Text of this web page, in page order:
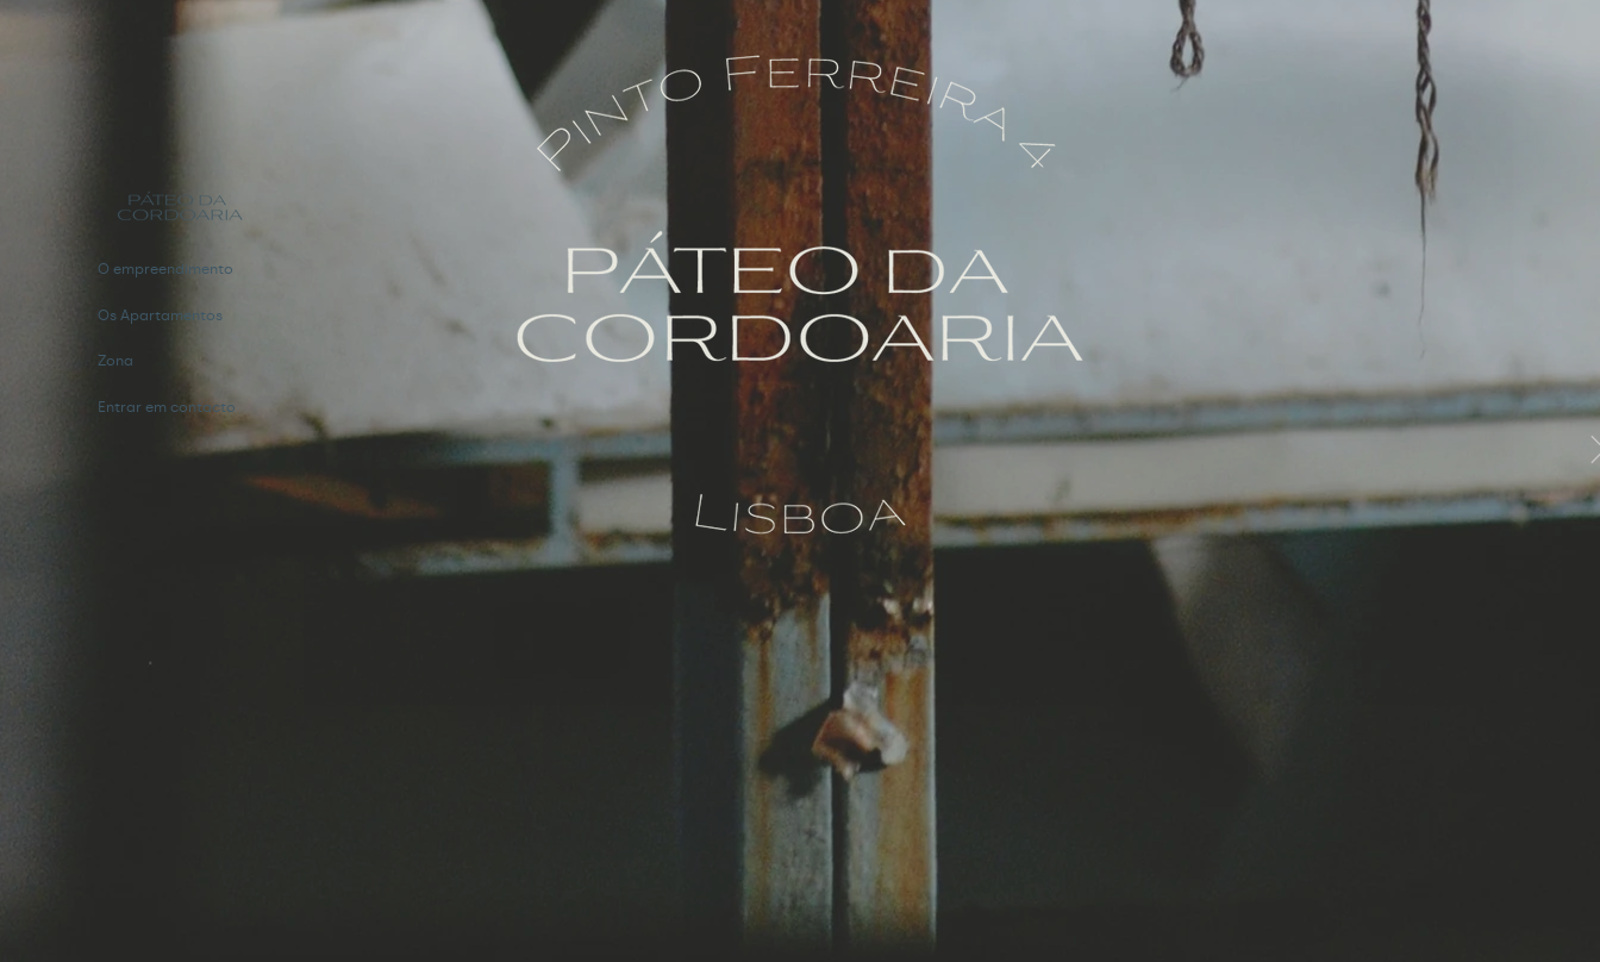
O empreendimento
Os Apartamentos
Zona
Entrar em contacto